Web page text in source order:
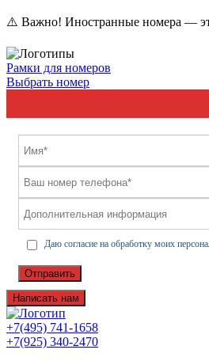
⚠️ Важно! Иностранные номера —
Рамки для номеров
Выбрать номер
Даю согласие на обработку моих
Отправить
Написать нам
+7(495) 741-1658
+7(925) 340-2470